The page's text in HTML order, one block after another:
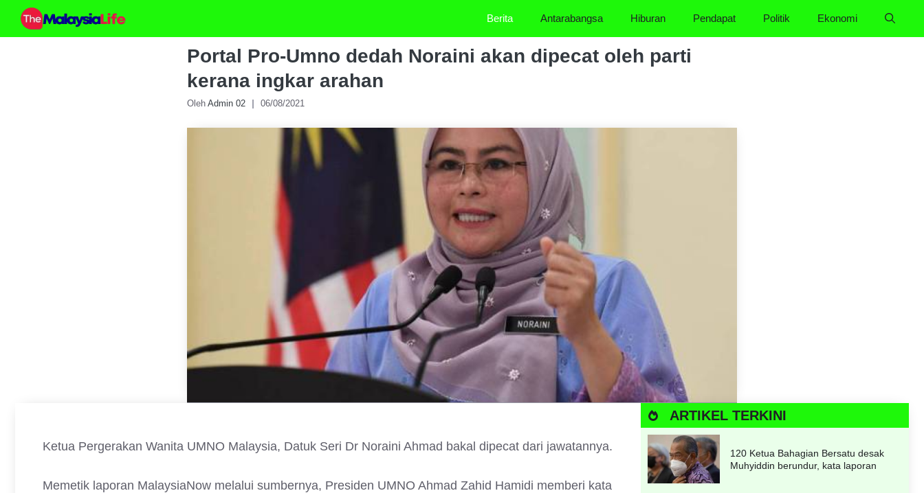
Skip
Berita Antarabangsa Hiburan Pendapat Politik Ekonomi
Portal Pro-Umno dedah Noraini akan dipecat oleh parti
kerana ingkar arahan
Oleh Admin 02 06/08/2021
Ketua Pergerakan Wanita UMNO Malaysia, Datuk Seri Dr Noraini Ahmad bakal dipecat dari jawatannya.
Memetik laporan MalaysiaNow melalui sumbernya, Presiden UMNO Ahmad Zahid Hamidi memberi kata
ARTIKEL TERKINI
120 Ketua Bahagian Bersatu desak
Muhyiddin berundur, kata laporan